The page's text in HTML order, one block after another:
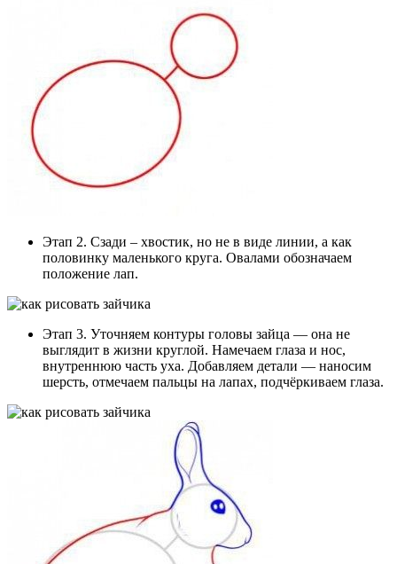
Этап 2. Сзади – хвостик, но не в виде линии, а как
половинку маленького круга. Овалами обозначаем
положение лап.
Этап 3. Уточняем контуры головы зайца — она не
выглядит в жизни круглой. Намечаем глаза и нос,
внутреннюю часть уха. Добавляем детали — наносим
шерсть, отмечаем пальцы на лапах, подчёркиваем глаза.